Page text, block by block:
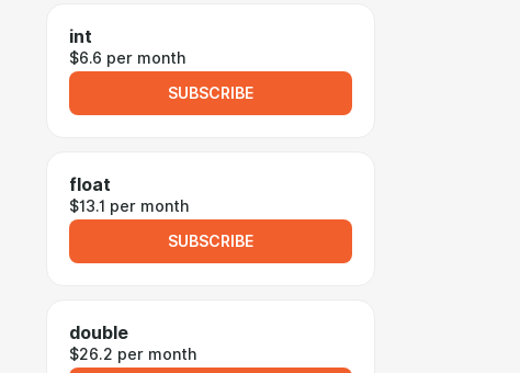
int
$6.6 per month
SUBSCRIBE
float
$13.1 per month
SUBSCRIBE
double
$26.2 per month